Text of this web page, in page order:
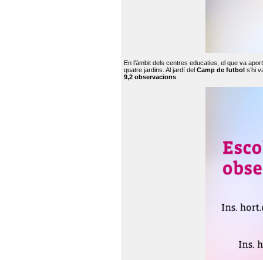
En l’àmbit dels centres educatius, el que va
quatre jardins. Al jardí del Camp de futbol s’hi
9,2 observacions